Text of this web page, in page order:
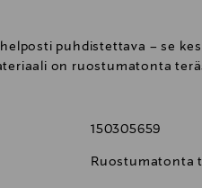
puhdistettava – se
on ruostumatonta
150305659
Ruostumatonta